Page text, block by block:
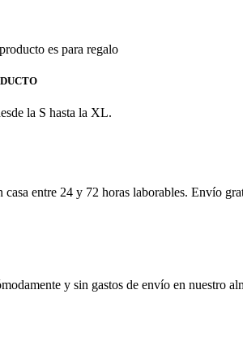
es para regalo
la S hasta la XL.
casa entre 24 y 72 horas laborables. Envío
y sin gastos de envío en nuestro